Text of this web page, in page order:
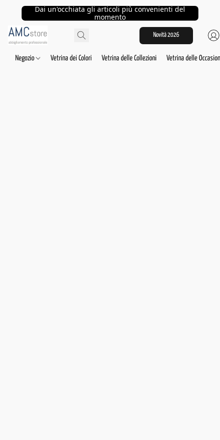
Dai un'occhiata gli articoli più convenienti del
momento
Novità 2026
Negozio Vetrina dei Colori Vetrina delle Collezioni Vetrina delle